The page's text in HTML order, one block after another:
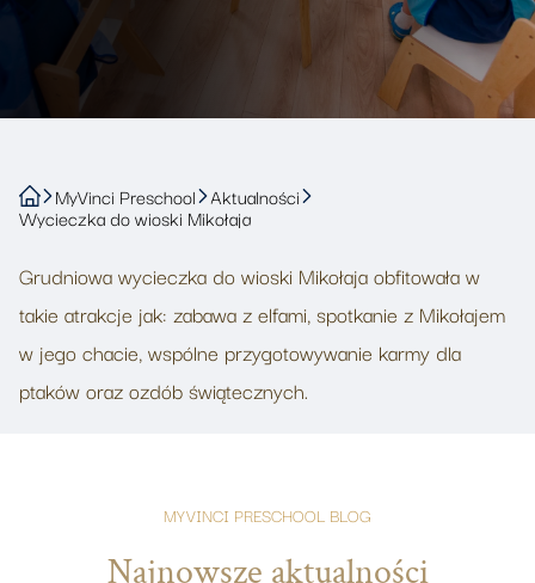
MyVinci Preschool Aktualności
Wycieczka do wioski Mikołaja
Grudniowa wycieczka do wioski Mikołaja obfitowała w
takie atrakcje jak: zabawa z elfami, spotkanie z Mikołajem
w jego chacie, wspólne przygotowywanie karmy dla
ptaków oraz ozdób świątecznych.
MYVINCI PRESCHOOL BLOG
Najnowsze aktualności